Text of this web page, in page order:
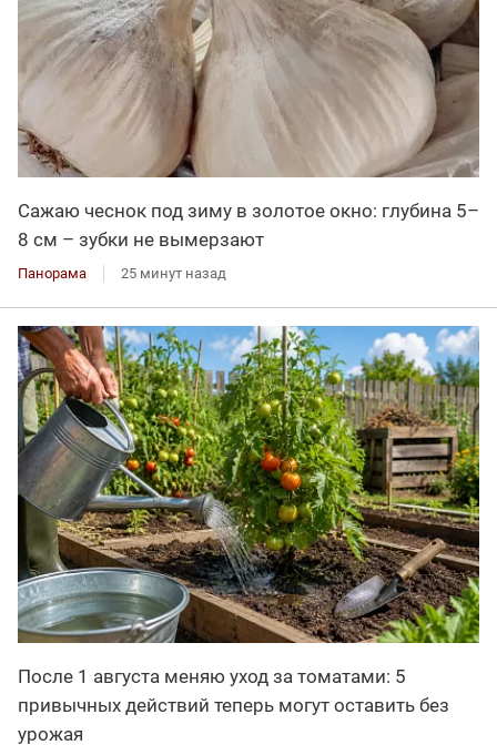
Сажаю чеснок под зиму в золотое окно: глубина 5–
8 см – зубки не вымерзают
Панорама 25 минут назад
После 1 августа меняю уход за томатами: 5
привычных действий теперь могут оставить без
урожая